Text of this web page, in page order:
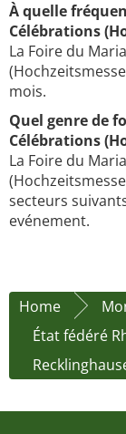
À quelle
Célébrations
La Foire du
mois.
Quel genre de
Célébrations
La Foire du
secteurs
evénement.
Home
État fédéré